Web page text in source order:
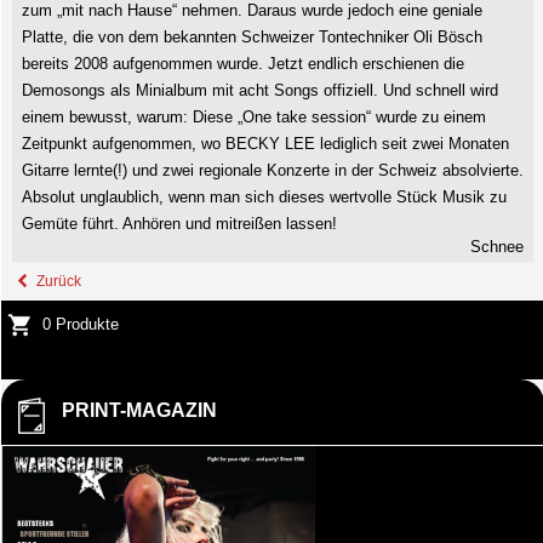
zum „mit nach Hause“ nehmen. Daraus wurde jedoch eine geniale
Platte, die von dem bekannten Schweizer Tontechniker Oli Bösch
bereits 2008 aufgenommen wurde. Jetzt endlich erschienen die
Demosongs als Minialbum mit acht Songs offiziell. Und schnell wird
einem bewusst, warum: Diese „One take session“ wurde zu einem
Zeitpunkt aufgenommen, wo BECKY LEE lediglich seit zwei Monaten
Gitarre lernte(!) und zwei regionale Konzerte in der Schweiz absolvierte.
Absolut unglaublich, wenn man sich dieses wertvolle Stück Musik zu
Gemüte führt. Anhören und mitreißen lassen!
Schnee
Zurück
0 Produkte
PRINT-MAGAZIN